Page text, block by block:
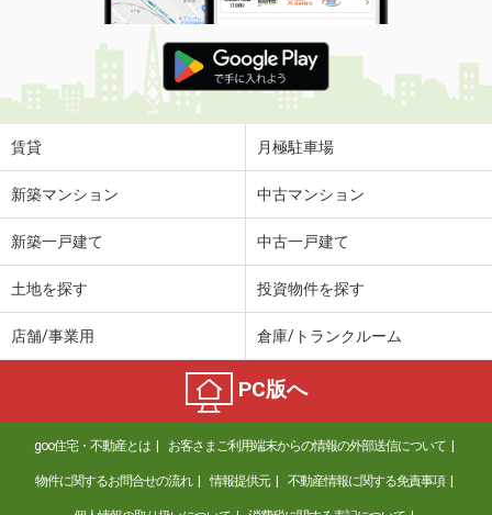
賃貸 月極駐車場
新築マンション 中古マンション
新築一戸建て 中古一戸建て
土地を探す 投資物件を探す
店舗/事業用 倉庫/トランクルーム
PC版へ
goo住宅・不動産とは お客さまご利用端末からの情報の外部送信について
物件に関するお問合せの流れ 情報提供元 不動産情報に関する免責事項